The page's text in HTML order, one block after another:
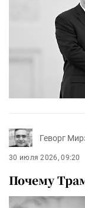
Геворг
30 июля 2026, 09:20
Почему